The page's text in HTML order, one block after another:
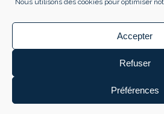
Nous utilisons des cookies pour optimiser
Accepter
Refuser
Préférences
©copyright texte et photos : Electro-Atlantique